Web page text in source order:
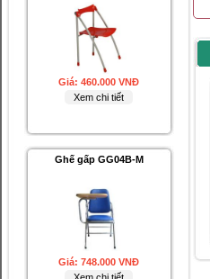
Giá: 460.000 VNĐ
Xem chi tiết
Ghế gấp GG04B-M
Giá: 748.000 VNĐ